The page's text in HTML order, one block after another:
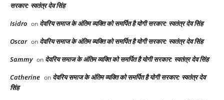
सरकार: स्वतंत्र देव सिंह
Isidro on देवरिय समाज के अंतिम व्यक्ति को समर्पित है योगी सरकार: स्वतंत्र देव सिंह
Oscar on देवरिय समाज के अंतिम व्यक्ति को समर्पित है योगी सरकार: स्वतंत्र देव सिंह
Sammy on देवरिय समाज के अंतिम व्यक्ति को समर्पित है योगी सरकार: स्वतंत्र देव सिंह
Catherine on देवरिय समाज के अंतिम व्यक्ति को समर्पित है योगी सरकार: स्वतंत्र देव
सिंह